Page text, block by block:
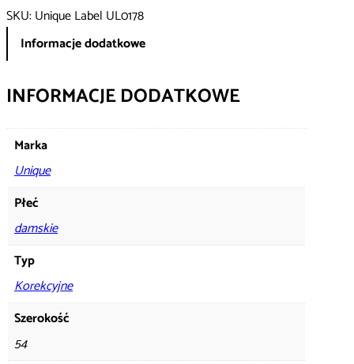
SKU: Unique Label UL0178
Informacje dodatkowe
INFORMACJE DODATKOWE
Marka
Unique
Płeć
damskie
Typ
Korekcyjne
Szerokość
54